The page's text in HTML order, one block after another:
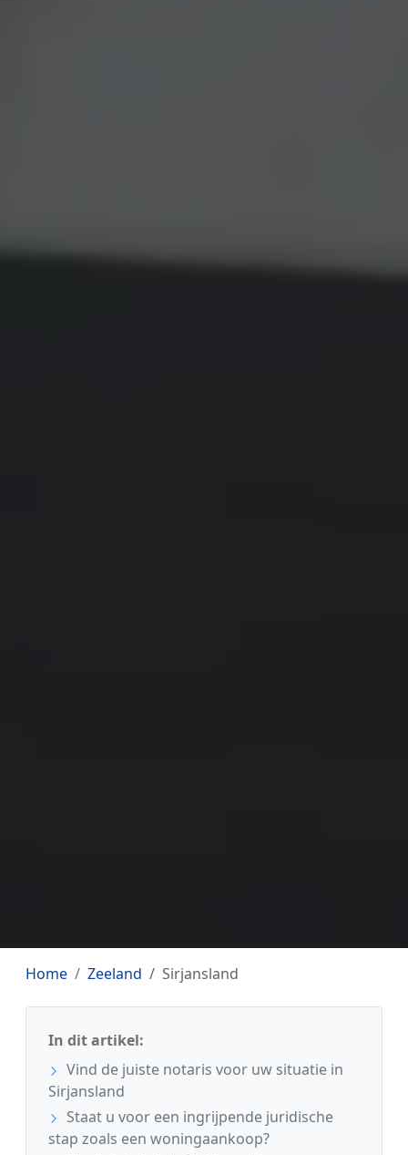
Home Zeeland Sirjansland
In dit artikel:
Vind de juiste notaris voor uw situatie in
Sirjansland
Staat u voor een ingrijpende juridische
stap zoals een woningaankoop?